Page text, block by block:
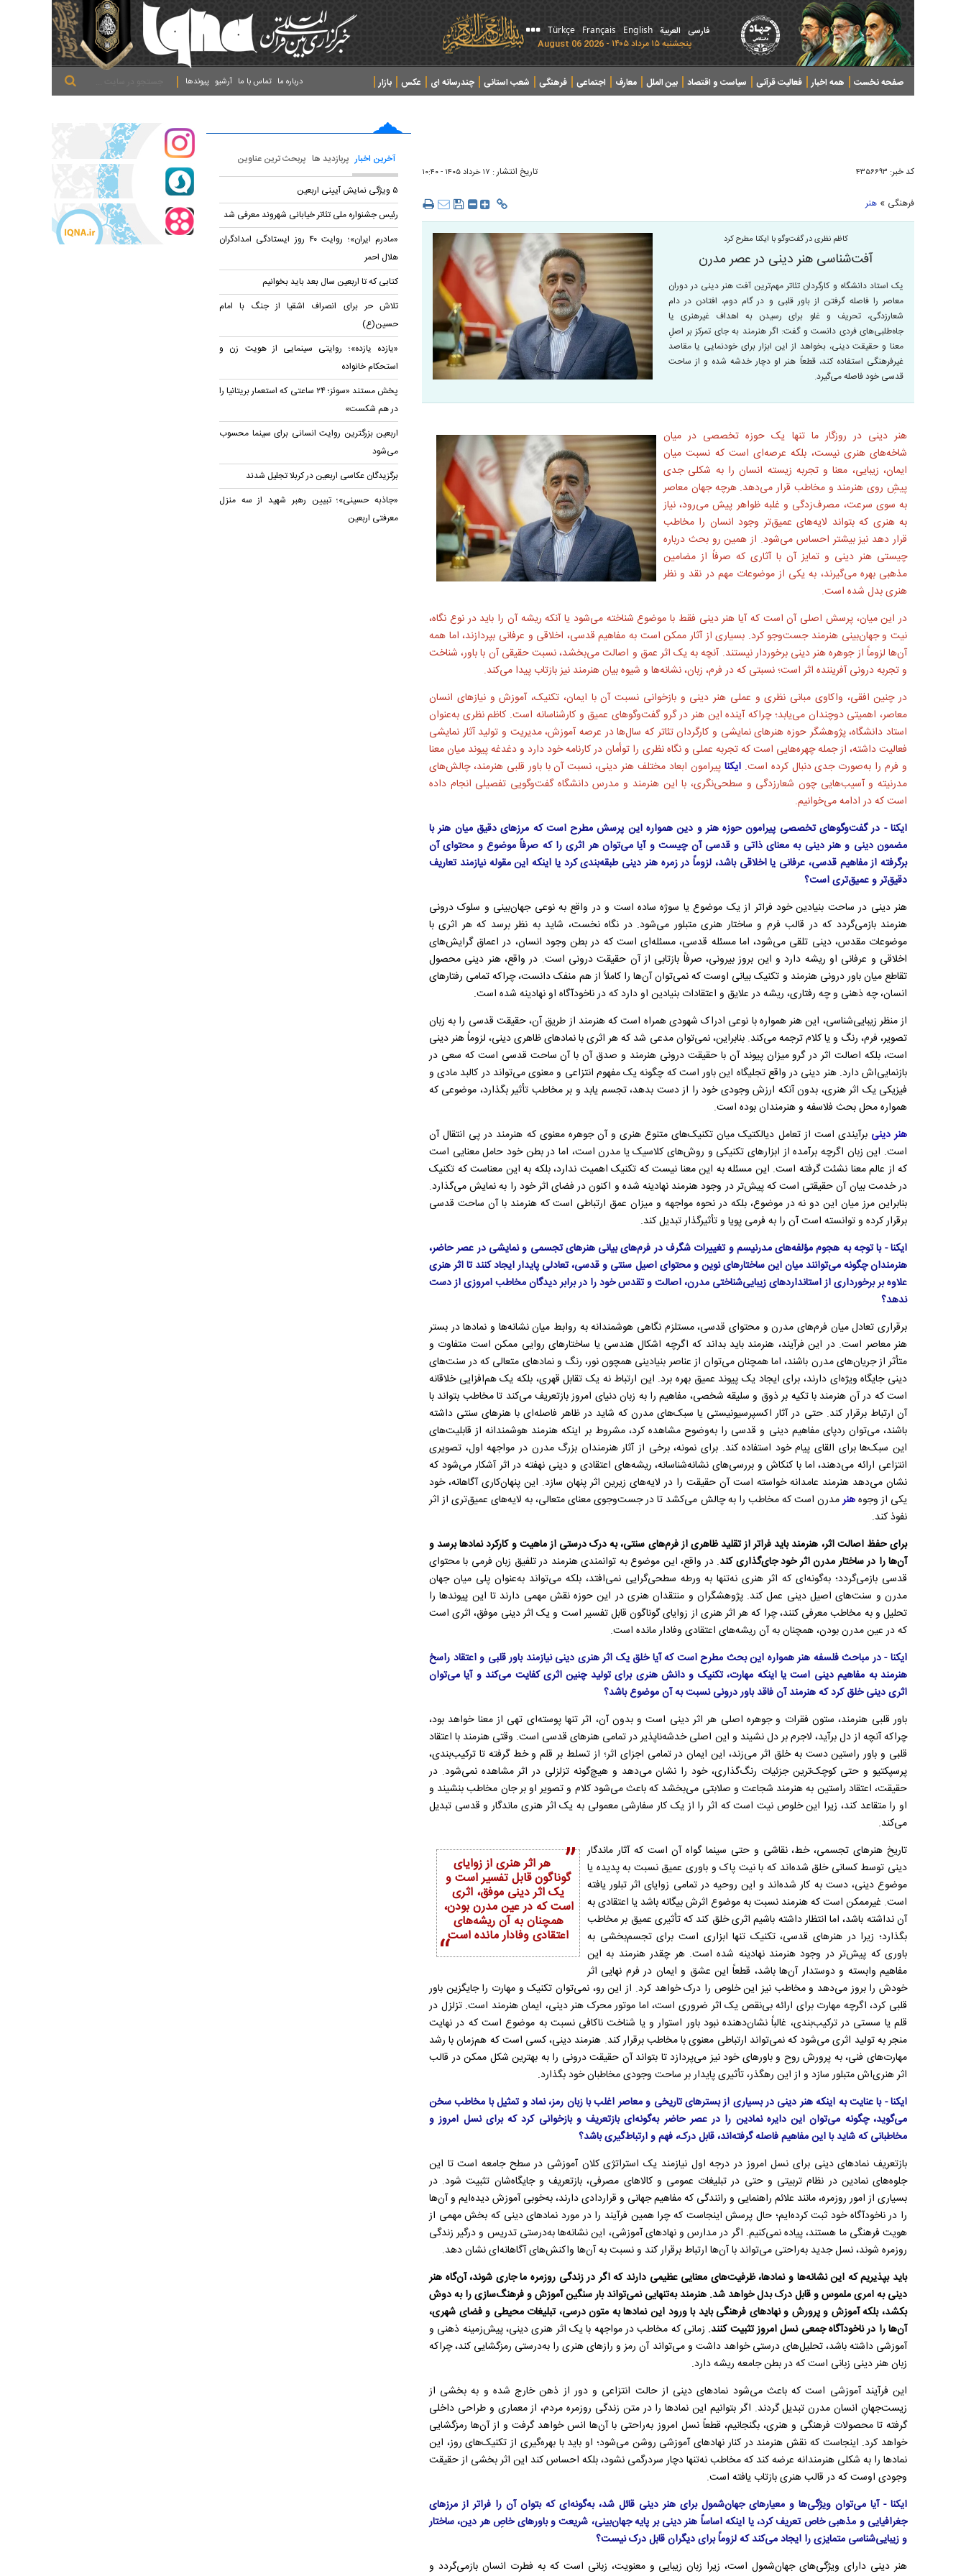
فارسی العربیة English
Français
Türkçe
پنجشنبه ۱۵ مرداد ۱۴۰۵ - 2026 August 06
صفحه نخست همه اخبار فعالیت قرآنی سیاست و اقتصاد بین الملل معارف اجتماعی فرهنگی شعب استانی چندرسانه ای عکس
بازار
پیوندها آرشیو تماس با ما درباره ما
کد خبر: ۴۳۵۶۶۹۳ تاریخ انتشار : ۱۷ خرداد ۱۴۰۵ - ۱۰:۴۰
فرهنگی » هنر
کاظم نظری در گفت‌وگو با ایکنا مطرح کرد
آفت‌شناسی هنر دینی در عصر مدرن
یک استاد دانشگاه و کارگردان تئاتر مهم‌ترین آفت هنر دینی در دوران
معاصر را فاصله گرفتن از باور قلبی و در گام دوم، افتادن در دام
شعارزدگی، تحریف و غلو برای رسیدن به اهداف غیرهنری یا
جاه‌طلبی‌های فردی دانست و گفت:‌ اگر هنرمند به جای تمرکز بر اصلِ
معنا و حقیقت دینی، بخواهد از این ابزار برای خودنمایی یا مقاصد
غیرفرهنگی استفاده کند، قطعاً هنر او دچار خدشه شده و از ساحت
قدسی خود فاصله می‌گیرد.
هنر دینی در روزگار ما تنها یک حوزه تخصصی در میان
شاخه‌های هنری نیست، بلکه عرصه‌ای است که نسبت میان
ایمان، زیبایی، معنا و تجربه زیسته انسان را به شکلی جدی
پیشِ روی هنرمند و مخاطب قرار می‌دهد. هرچه جهان معاصر
به سوی سرعت، مصرف‌زدگی و غلبه ظواهر پیش می‌رود، نیاز
به هنری که بتواند لایه‌های عمیق‌تر وجود انسان را مخاطب
قرار دهد نیز بیشتر احساس می‌شود. از همین رو بحث درباره
چیستی هنر دینی و تمایز آن با آثاری که صرفاً از مضامین
مذهبی بهره می‌گیرند، به یکی از موضوعات مهم در نقد و نظر
هنری بدل شده است.
در این میان، پرسش اصلی آن است که آیا هنر دینی فقط با موضوع شناخته می‌شود یا آنکه ریشه آن را باید در نوع نگاه،
نیت و جهان‌بینی هنرمند جست‌وجو کرد. بسیاری از آثار ممکن است به مفاهیم قدسی، اخلاقی و عرفانی بپردازند، اما همه
آن‌ها لزوماً از جوهره هنر دینی برخوردار نیستند. آنچه به یک اثر عمق و اصالت می‌بخشد، نسبت حقیقی آن با باور، شناخت
و تجربه درونی آفریننده اثر است؛ نسبتی که در فرم، زبان، نشانه‌ها و شیوه بیان هنرمند نیز بازتاب پیدا می‌کند.
در چنین افقی، واکاوی مبانی نظری و عملی هنر دینی و بازخوانی نسبت آن با ایمان، تکنیک، آموزش و نیازهای انسان
معاصر، اهمیتی دوچندان می‌یابد؛ چراکه آینده این هنر در گرو گفت‌وگوهای عمیق و کارشناسانه است. کاظم نظری به‌عنوان
استاد دانشگاه، پژوهشگر حوزه هنرهای نمایشی و کارگردان تئاتر که سال‌ها در عرصه آموزش، مدیریت و تولید آثار نمایشی
فعالیت داشته، از جمله چهره‌هایی است که تجربه عملی و نگاه نظری را توأمان در کارنامه خود دارد و دغدغه پیوند میان معنا
و فرم را به‌صورت جدی دنبال کرده است.ایکناپیرامون ابعاد مختلف هنر دینی، نسبت آن با باور قلبی هنرمند، چالش‌های
مدرنیته و آسیب‌هایی چون شعارزدگی و سطحی‌نگری، با این هنرمند و مدرس دانشگاه گفت‌وگویی تفصیلی انجام داده
است که در ادامه می‌خوانیم.
ایکنا - در گفت‌وگوهای تخصصی پیرامون حوزه هنر و دین همواره این پرسش مطرح است که مرزهای دقیق میان هنر با
مضمون دینی و هنر دینی به معنای ذاتی و قدسی آن چیست و آیا می‌توان هر اثری را که صرفاً موضوع و محتوای آن
برگرفته از مفاهیم قدسی، عرفانی یا اخلاقی باشد، لزوماً در زمره هنر دینی طبقه‌بندی کرد یا اینکه این مقوله نیازمند تعاریف
دقیق‌تر و عمیق‌تری است؟
هنر دینی در ساحت بنیادین خود فراتر از یک موضوع یا سوژه ساده است و در واقع به نوعی جهان‌بینی و سلوک درونی
هنرمند بازمی‌گردد که در قالب فرم و ساختار هنری متبلور می‌شود. در نگاه نخست، شاید به نظر برسد که هر اثری با
موضوعات مقدس، دینی تلقی می‌شود، اما مسئله قدسی، مسئله‌ای است که در بطن وجود انسان، در اعماق گرایش‌های
اخلاقی و عرفانی او ریشه دارد و این بروز بیرونی، صرفاً بازتابی از آن حقیقت درونی است. در واقع، هنر دینی محصول
تقاطع میان باور درونی هنرمند و تکنیک بیانی اوست که نمی‌توان آن‌ها را کاملاً از هم منفک دانست، چراکه تمامی رفتارهای
انسان، چه ذهنی و چه رفتاری، ریشه در علایق و اعتقادات بنیادین او دارد که در ناخودآگاه او نهادینه شده است.
از منظر زیبایی‌شناسی، این هنر همواره با نوعی ادراک شهودی همراه است که هنرمند از طریق آن، حقیقت قدسی را به زبان
تصویر، فرم، رنگ و یا کلام ترجمه می‌کند. بنابراین، نمی‌توان مدعی شد که هر اثری با نمادهای ظاهری دینی، لزوماً هنر دینی
است، بلکه اصالت اثر در گرو میزان پیوند آن با حقیقت درونی هنرمند و صدق آن با آن ساحت قدسی است که سعی در
بازنمایی‌اش دارد. هنر دینی در واقع تجلیگاه این باور است که چگونه یک مفهوم انتزاعی و معنوی می‌تواند در کالبد مادی و
فیزیکی یک اثر هنری، بدون آنکه ارزش وجودی خود را از دست بدهد، تجسم یابد و بر مخاطب تأثیر بگذارد، موضوعی که
همواره محل بحث فلاسفه و هنرمندان بوده است.
هنر دینی برآیندی است از تعامل دیالکتیک میان تکنیک‌های متنوع هنری و آن جوهره معنوی که هنرمند در پی انتقال آن
است. این زبان اگرچه برآمده از ابزارهای تکنیکی و روش‌های کلاسیک یا مدرن است، اما در بطن خود حامل معنایی است
که از عالم معنا نشئت گرفته است. این مسئله به این معنا نیست که تکنیک اهمیت ندارد، بلکه به این معناست که تکنیک
در خدمت بیان آن حقیقتی است که پیش‌تر در وجود هنرمند نهادینه شده و اکنون در فضای اثر خود را به نمایش می‌گذارد.
بنابراین مرز میان این دو نه در موضوع، بلکه در نحوه مواجهه و میزان عمق ارتباطی است که هنرمند با آن ساحت قدسی
برقرار کرده و توانسته است آن را به فرمی پویا و تأثیرگذار تبدیل کند.
ایکنا - با توجه به هجوم مؤلفه‌های مدرنیسم و تغییرات شگرف در فرم‌های بیانی هنرهای تجسمی و نمایشی در عصر حاضر،
هنرمندان چگونه می‌توانند میان این ساختارهای نوین و محتوای اصیل سنتی و قدسی، تعادلی پایدار ایجاد کنند تا اثر هنری
علاوه بر برخورداری از استانداردهای زیبایی‌شناختی مدرن، اصالت و تقدس خود را در برابر دیدگان مخاطب امروزی از دست
ندهد؟
برقراری تعادل میان فرم‌های مدرن و محتوای قدسی، مستلزم نگاهی هوشمندانه به روابط میان نشانه‌ها و نمادها در بستر
هنر معاصر است. در این فرآیند، هنرمند باید بداند که اگرچه اشکال هندسی یا ساختارهای روایی ممکن است متفاوت و
متأثر از جریان‌های مدرن باشند، اما همچنان می‌توان از عناصر بنیادینی همچون نور، رنگ و نمادهای متعالی که در سنت‌های
دینی جایگاه ویژه‌ای دارند، برای ایجاد یک پیوند عمیق بهره برد. این ارتباط نه یک تقابل قهری، بلکه یک هم‌افزایی خلاقانه
است که در آن هنرمند با تکیه بر ذوق و سلیقه شخصی، مفاهیم را به زبان دنیای امروز بازتعریف می‌کند تا مخاطب بتواند با
آن ارتباط برقرار کند. حتی در آثار اکسپرسیونیستی یا سبک‌های مدرن که شاید در ظاهر فاصله‌ای با هنرهای سنتی داشته
باشند، می‌توان ردپای مفاهیم دینی و قدسی را به‌وضوح مشاهده کرد، مشروط بر اینکه هنرمند هوشمندانه از قابلیت‌های
این سبک‌ها برای القای پیام خود استفاده کند. برای نمونه، برخی از آثار هنرمندان بزرگ مدرن در مواجهه اول، تصویری
انتزاعی ارائه می‌دهند، اما با کنکاش و بررسی‌های نشانه‌شناسانه، ریشه‌های اعتقادی و دینی نهفته در اثر آشکار می‌شود که
نشان می‌دهد هنرمند عامدانه خواسته است آن حقیقت را در لایه‌های زیرین اثر پنهان سازد. این پنهان‌کاری آگاهانه، خود
یکی از وجوههنرمدرن است که مخاطب را به چالش می‌کشد تا در جست‌وجوی معنای متعالی، به لایه‌های عمیق‌تری از اثر
نفوذ کند.
برای حفظ اصالت اثر، هنرمند باید فراتر از تقلید ظاهری از فرم‌های سنتی، به درک درستی از ماهیت و کارکرد نمادها برسد و
آن‌ها را در ساختار مدرن اثر خود جای‌گذاری کند. در واقع، این موضوع به توانمندی هنرمند در تلفیق زبان فرمی با محتوای
قدسی بازمی‌گردد؛ به‌گونه‌ای که اثر هنری نه‌تنها به ورطه سطحی‌گرایی نمی‌افتد، بلکه می‌تواند به‌عنوان پلی میان جهان
مدرن و سنت‌های اصیل دینی عمل کند. پژوهشگران و منتقدان هنری در این حوزه نقش مهمی دارند تا این پیوندها را
تحلیل و به مخاطب معرفی کنند، چرا که هر اثر هنری از زوایای گوناگون قابل تفسیر است و یک اثر دینی موفق، اثری است
که در عین مدرن بودن، همچنان به آن ریشه‌های اعتقادی وفادار مانده است.
ایکنا - در مباحث فلسفه هنر همواره این بحث مطرح است که آیا خلق یک اثر هنری دینی نیازمند باور قلبی و اعتقاد راسخ
هنرمند به مفاهیم دینی است یا اینکه مهارت، تکنیک و دانش هنری برای تولید چنین اثری کفایت می‌کند و آیا می‌توان
اثری دینی خلق کرد که هنرمند آن فاقد باور درونی نسبت به آن موضوع باشد؟
باور قلبی هنرمند، ستون فقرات و جوهره اصلی هر اثر دینی است و بدون آن، اثر تنها پوسته‌ای تهی از معنا خواهد بود،
چراکه آنچه از دل برآید، لاجرم بر دل نشیند و این اصلی خدشه‌ناپذیر در تمامی هنرهای قدسی است. وقتی هنرمند با اعتقاد
قلبی و باور راستین دست به خلق اثر می‌زند، این ایمان در تمامی اجزای اثر؛ از تسلط بر قلم و خط گرفته تا ترکیب‌بندی،
پرسپکتیو و حتی کوچک‌ترین جزئیات رنگ‌گذاری، خود را نشان می‌دهد و هیچ‌گونه تزلزلی در اثر مشاهده نمی‌شود. در
حقیقت، اعتقاد راستین به هنرمند شجاعت و صلابتی می‌بخشد که باعث می‌شود کلام و تصویر او بر جان مخاطب بنشیند و
او را متقاعد کند، زیرا این خلوص نیت است که اثر را از یک کار سفارشی معمولی به یک اثر هنری ماندگار و قدسی تبدیل
می‌کند.
هر اثر هنری از زوایای
گوناگون قابل تفسیر است و
یک اثر دینی موفق، اثری
است که در عین مدرن بودن،
همچنان به آن ریشه‌های
اعتقادی وفادار مانده است
تاریخ هنرهای تجسمی، خط، نقاشی و حتی سینما گواه آن است که آثار ماندگار
دینی توسط کسانی خلق شده‌اند که با نیت پاک و باوری عمیق نسبت به پدیده یا
موضوع دینی، دست به کار شده‌اند و این روحیه در تمامی زوایای اثر تبلور یافته
است. غیرممکن است که هنرمند نسبت به موضوع اثرش بیگانه باشد یا اعتقادی به
آن نداشته باشد، اما انتظار داشته باشیم اثری خلق کند که تأثیری عمیق بر مخاطب
بگذارد؛ زیرا در هنرهای قدسی، تکنیک تنها ابزاری است برای تجسم‌بخشی به
باوری که پیش‌تر در وجود هنرمند نهادینه شده است. هر چقدر هنرمند به این
مفاهیم وابسته و دوستدار آن‌ها باشد، قطعاً این عشق و ایمان در فرم نهایی اثر
خودش را بروز می‌دهد و مخاطب نیز این خلوص را درک خواهد کرد. از این رو، نمی‌توان تکنیک و مهارت را جایگزین باور
قلبی کرد، اگرچه مهارت برای ارائه بی‌نقص یک اثر ضروری است، اما موتور محرک هنر دینی، ایمان هنرمند است. تزلزل در
قلم یا سستی در ترکیب‌بندی، غالباً نشان‌دهنده نبود باور استوار و یا شناخت ناکافی نسبت به موضوع است که در نهایت
منجر به تولید اثری می‌شود که نمی‌تواند ارتباطی معنوی با مخاطب برقرار کند. هنرمند دینی، کسی است که هم‌زمان با رشد
مهارت‌های فنی، به پرورش روح و باورهای خود نیز می‌پردازد تا بتواند آن حقیقت درونی را به بهترین شکل ممکن در قالب
اثر هنری‌اش متبلور سازد و از این رهگذر، تأثیری پایدار بر ساحت وجودی مخاطبان خود بگذارد.
ایکنا - با عنایت به اینکه هنر دینی در بسیاری از بسترهای تاریخی و معاصر اغلب با زبان رمز، نماد و تمثیل با مخاطب سخن
می‌گوید، چگونه می‌توان این دایره نمادین را در عصر حاضر به‌گونه‌ای بازتعریف و بازخوانی کرد که برای نسل امروز و
مخاطبانی که شاید با این مفاهیم فاصله گرفته‌اند، قابل درک، فهم و ارتباط‌گیری باشد؟
بازتعریف نمادهای دینی برای نسل امروز در درجه اول نیازمند یک استراتژی کلان آموزشی در سطح جامعه است تا این
جلوه‌های نمادین در نظام تربیتی و حتی در تبلیغات عمومی و کالاهای مصرفی، بازتعریف و جایگاه‌شان تثبیت شود. در
بسیاری از امور روزمره، مانند علائم راهنمایی و رانندگی که مفاهیم جهانی و قراردادی دارند، به‌خوبی آموزش دیده‌ایم و آن‌ها
را در ناخودآگاه خود ثبت کرده‌ایم؛ حال پرسش اینجاست که چرا همین فرآیند را در مورد نمادهای دینی که بخش مهمی از
هویت فرهنگی ما هستند، پیاده نمی‌کنیم. اگر در مدارس و نهادهای آموزشی، این نشانه‌ها به‌درستی تدریس و درگیر زندگی
روزمره شوند، نسل جدید به‌راحتی می‌تواند با آن‌ها ارتباط برقرار کند و نسبت به آن‌ها واکنش‌های آگاهانه‌ای نشان دهد.
باید بپذیریم که این نشانه‌ها و نمادها، ظرفیت‌های معنایی عظیمی دارند که اگر در زندگی روزمره ما جاری شوند، آن‌گاه هنر
دینی به امری ملموس و قابل درک بدل خواهد شد. هنرمند به‌تنهایی نمی‌تواند بار سنگین آموزش و فرهنگ‌سازی را به دوش
بکشد، بلکه آموزش و پرورش و نهادهای فرهنگی باید با ورود این نمادها به متون درسی، تبلیغات محیطی و فضای شهری،
آن‌ها را در ناخودآگاه جمعی نسل امروز تثبیت کنند. زمانی که مخاطب در مواجهه با یک اثر هنری دینی، پیش‌زمینه ذهنی و
آموزشی داشته باشد، تحلیل‌های درستی خواهد داشت و می‌تواند آن رمز و رازهای هنری را به‌درستی رمزگشایی کند، چراکه
زبان هنر دینی زبانی است که در بطن جامعه ریشه دارد.
این فرآیند آموزشی است که باعث می‌شود نمادهای دینی از حالت انتزاعی و دور از ذهن خارج شده و به بخشی از
زیست‌جهانِ انسان مدرن تبدیل گردند. اگر بتوانیم این نمادها را در متن زندگی روزمره مردم، از معماری و طراحی داخلی
گرفته تا محصولات فرهنگی و هنری، بگنجانیم، قطعاً نسل امروز به‌راحتی با آن‌ها انس خواهد گرفت و از آن‌ها رمزگشایی
خواهد کرد. اینجاست که نقش هنرمند در کنار نهادهای آموزشی روشن می‌شود؛ او باید با بهره‌گیری از تکنیک‌های روز، این
نمادها را به شکلی هنرمندانه عرضه کند که مخاطب نه‌تنها دچار سردرگمی نشود، بلکه احساس کند این اثر بخشی از حقیقت
وجودی اوست که در قالب هنری بازتاب یافته است.
ایکنا - آیا می‌توان ویژگی‌ها و معیارهای جهان‌شمول برای هنر دینی قائل شد، به‌گونه‌ای که بتوان آن را فراتر از مرزهای
جغرافیایی و مذهبی خاص تعریف کرد، یا اینکه اساساً هنر دینی بر پایه جهان‌بینی، شریعت و باورهای خاصِ هر دین، ساختار
و زیبایی‌شناسی متمایزی را ایجاد می‌کند که لزوماً برای دیگران قابل درک نیست؟
هنر دینی دارای ویژگی‌های جهان‌شمول است، زیرا زبان زیبایی و معنویت، زبانی است که به فطرت انسان بازمی‌گردد و
آخرین اخبار پربازدید ها پربحث ترین عناوین
۵ ویژگی نمایش‌ آیینی اربعین
رئیس جشنواره ملی تئاتر خیابانی شهروند معرفی شد
«مادرم ایران»؛ روایت ۴۰ روز ایستادگی امدادگران
هلال احمر
کتابی که تا اربعین سال بعد باید بخوانیم
تلاش حر برای انصراف اشقیا از جنگ با امام
حسین(ع)
«یازده یازده»؛ روایتی سینمایی از هویت زن و
استحکام خانواده
پخش مستند «سوئز؛ ۲۴ ساعتی که استعمار بریتانیا را
در هم شکست»
اربعین بزرگترین روایت انسانی برای سینما محسوب
می‌شود
برگزیدگان عکاسی اربعین در کربلا تجلیل شدند
«جاذبه حسینی»؛ تبیین رهبر شهید از سه منزل
معرفتی اربعین